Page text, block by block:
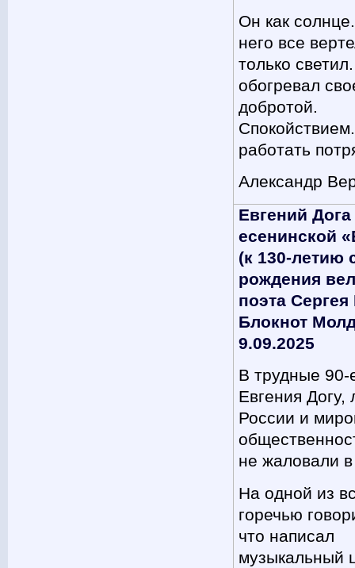
Он как
него все
только
обогревал
добротой.
работать
Александр
Евгений Дога
есенинской
(к 130-летию
рождения
поэта
Блокнот
9.09.2025
В трудные 90-
Евгения
России и
не жаловали
На одной из
горечью
что написал
музыкальный